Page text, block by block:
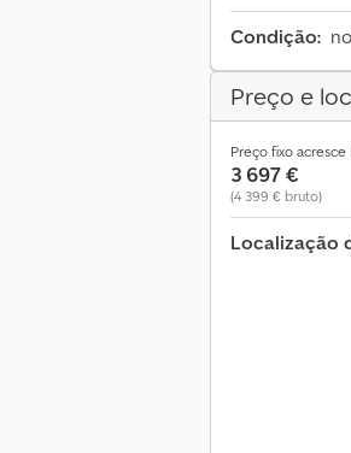
Condição:
Preço e
Preço fixo acresce
3 697 €
(4 399 € bruto)
Localização